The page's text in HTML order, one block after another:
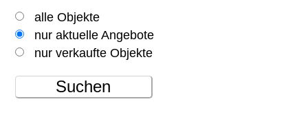
alle Objekte
nur aktuelle Angebote
nur verkaufte Objekte
Suchen